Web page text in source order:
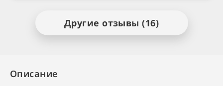
Другие отзывы (16)
Описание